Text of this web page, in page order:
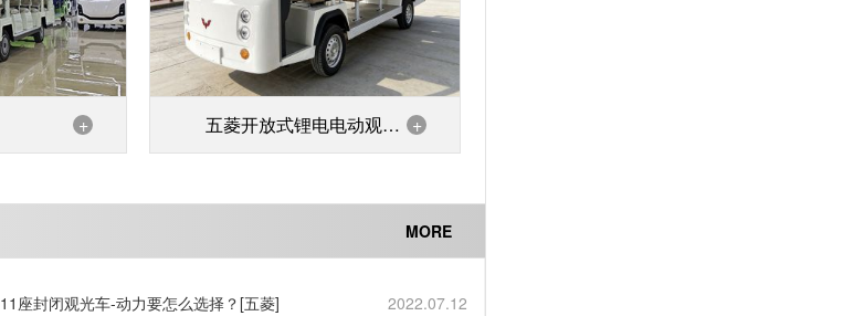
+ 五菱开放式锂电电动观光 +
MORE
11座封闭观光车-动力要怎么选择？[五菱] 2022.07.12